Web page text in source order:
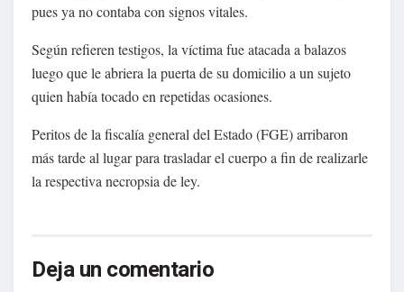
pues ya no contaba con signos vitales.
Según refieren testigos, la víctima fue atacada a balazos
luego que le abriera la puerta de su domicilio a un sujeto
quien había tocado en repetidas ocasiones.
Peritos de la fiscalía general del Estado (FGE) arribaron
más tarde al lugar para trasladar el cuerpo a fin de realizarle
la respectiva necropsia de ley.
Deja un comentario